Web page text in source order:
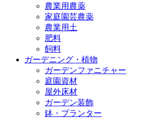
農業用農薬
家庭園芸農薬
農業用土
肥料
飼料
ガーデニング・植物
ガーデンファニチャー
庭園資材
屋外床材
ガーデン装飾
鉢・プランター